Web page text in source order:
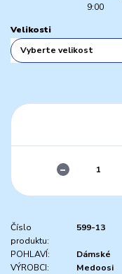
9:00
Velikosti
Číslo
produktu:
599-13
POHLAVÍ:
Dámské
VÝROBCI:
Medoosi